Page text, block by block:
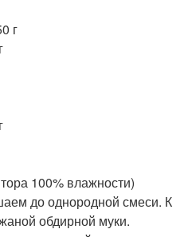
г
100% влажности)
до однородной смеси. К
обдирной муки.